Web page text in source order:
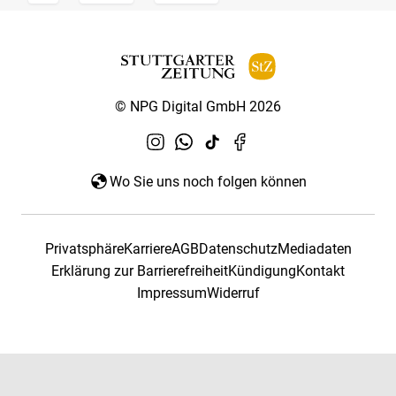
© NPG Digital GmbH 2026
Wo Sie uns noch folgen können
PrivatsphäreKarriereAGBDatenschutzMediadaten
Erklärung zur BarrierefreiheitKündigungKontakt
ImpressumWiderruf